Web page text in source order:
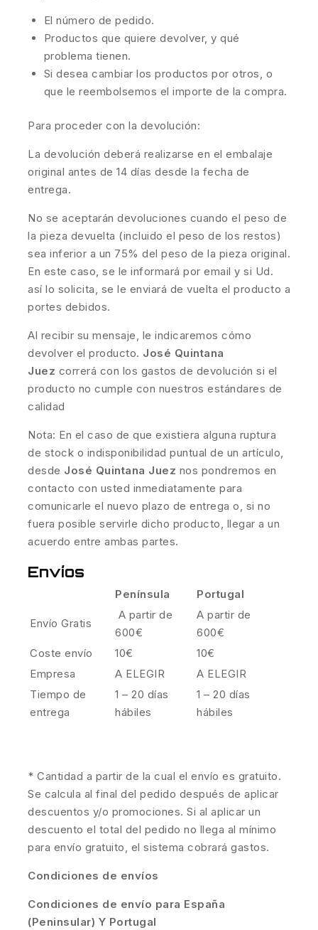
El número de pedido.
Productos que quiere devolver, y qué
problema tienen.
Si desea cambiar los productos por otros, o
que le reembolsemos el importe de la compra.
Para proceder con la devolución:
La devolución deberá realizarse en el embalaje
original antes de 14 días desde la fecha de
entrega.
No se aceptarán devoluciones cuando el peso de
la pieza devuelta (incluido el peso de los restos)
sea inferior a un 75% del peso de la pieza original.
En este caso, se le informará por email y si Ud.
así lo solicita, se le enviará de vuelta el producto a
portes debidos.
Al recibir su mensaje, le indicaremos cómo
devolver el producto. José Quintana
Juez correrá con los gastos de devolución si el
producto no cumple con nuestros estándares de
calidad
Nota: En el caso de que existiera alguna ruptura
de stock o indisponibilidad puntual de un artículo,
desde José Quintana Juez nos pondremos en
contacto con usted inmediatamente para
comunicarle el nuevo plazo de entrega o, si no
fuera posible servirle dicho producto, llegar a un
acuerdo entre ambas partes.
Envíos
Península Portugal
Envío Gratis
A partir de
600€
A partir de
600€
Coste envío
10€
10€
Empresa
A ELEGIR
A ELEGIR
Tiempo de
entrega
1 – 20 días
hábiles
1 – 20 días
hábiles
* Cantidad a partir de la cual el envío es gratuito.
Se calcula al final del pedido después de aplicar
descuentos y/o promociones. Si al aplicar un
descuento el total del pedido no llega al mínimo
para envío gratuito, el sistema cobrará gastos.
Condiciones de envíos
Condiciones de envío para España
(Peninsular) Y Portugal